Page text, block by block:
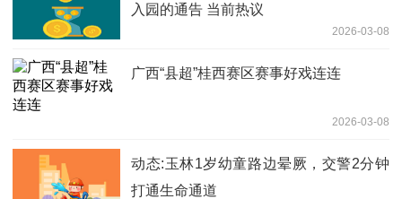
入园的通告 当前热议
2026-03-08
广西“县超”桂西赛区赛事好戏连连
2026-03-08
动态:玉林1岁幼童路边晕厥，交警2分钟
打通生命通道